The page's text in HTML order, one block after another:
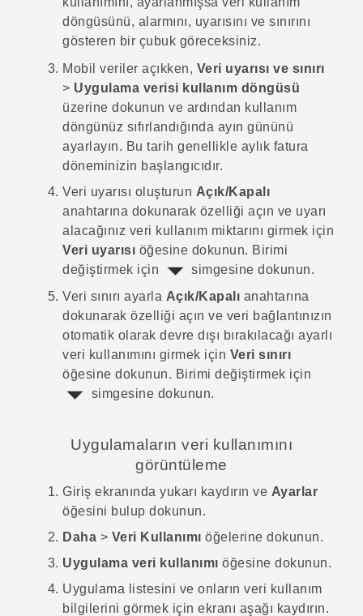
döngüsünü, alarmını, uyarısını ve sınırını
gösteren bir çubuk göreceksiniz.
Mobil veriler açıkken, Veri uyarısı ve sınırı
> Uygulama verisi kullanım döngüsü
üzerine dokunun ve ardından kullanım
döngünüz sıfırlandığında ayın gününü
ayarlayın. Bu tarih genellikle aylık fatura
döneminizin başlangıcıdır.
Veri uyarısı oluşturun Açık/Kapalı
anahtarına dokunarak özelliği açın ve uyarı
alacağınız veri kullanım miktarını girmek için
Veri uyarısı öğesine dokunun. Birimi
değiştirmek için
simgesine dokunun.
Veri sınırı ayarla Açık/Kapalı anahtarına
dokunarak özelliği açın ve veri bağlantınızın
otomatik olarak devre dışı bırakılacağı ayarlı
veri kullanımını girmek için Veri sınırı
öğesine dokunun. Birimi değiştirmek için
simgesine dokunun.
Uygulamaların veri kullanımını
görüntüleme
Giriş ekranında yukarı kaydırın ve Ayarlar
öğesini bulup dokunun.
Daha > Veri Kullanımı öğelerine dokunun.
Uygulama veri kullanımı öğesine dokunun.
Uygulama listesini ve onların veri kullanım
bilgilerini görmek için ekranı aşağı kaydırın.